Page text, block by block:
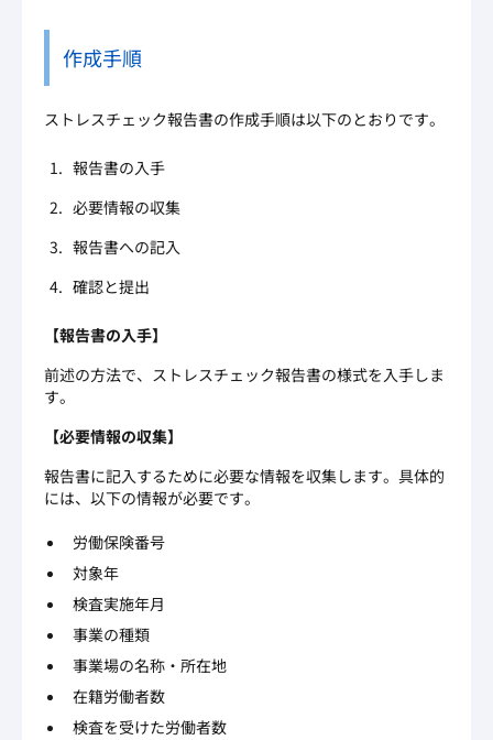
作成手順
ストレスチェック報告書の作成手順は以下のとおりです。
報告書の入手
必要情報の収集
報告書への記入
確認と提出
【報告書の入手】
前述の方法で、ストレスチェック報告書の様式を入手しま
す。
【必要情報の収集】
報告書に記入するために必要な情報を収集します。具体的
には、以下の情報が必要です。
労働保険番号
対象年
検査実施年月
事業の種類
事業場の名称・所在地
在籍労働者数
検査を受けた労働者数